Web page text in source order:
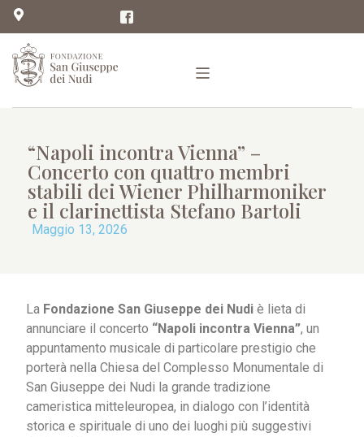
“Napoli incontra Vienna” –
Concerto con quattro membri
stabili dei Wiener Philharmoniker
e il clarinettista Stefano Bartoli
Maggio 13, 2026
La Fondazione San Giuseppe dei Nudi è lieta di
annunciare il concerto “Napoli incontra Vienna”, un
appuntamento musicale di particolare prestigio che
porterà nella Chiesa del Complesso Monumentale di
San Giuseppe dei Nudi la grande tradizione
cameristica mitteleuropea, in dialogo con l’identità
storica e spirituale di uno dei luoghi più suggestivi